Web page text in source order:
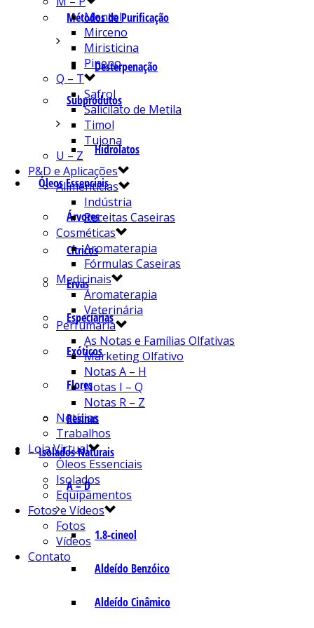
Métodos de Purificação
Desterpenação
Subprodutos
Hidrolatos
Óleos Essenciais
Árvores
Cítricos
Ervas
Especiarias
Exóticos
Flores
Resinas
Isolados Naturais
A – D
1.8-cineol
Aldeído Benzóico
Aldeído Cinâmico
Mentol
Mirceno
Miristicina
Pineno
Q – T
Safrol
Salicilato de Metila
Timol
Tujona
U – Z
P&D e Aplicações
Alimentícias
Indústria
Receitas Caseiras
Cosméticas
Aromaterapia
Fórmulas Caseiras
Medicinais
Aromaterapia
Veterinária
Perfumaria
As Notas e Famílias Olfativas
Marketing Olfativo
Notas A – H
Notas I – Q
Notas R – Z
Notícias
Trabalhos
Loja Virtual
Óleos Essenciais
Isolados
Equipamentos
Fotos e Vídeos
Fotos
Vídeos
Contato